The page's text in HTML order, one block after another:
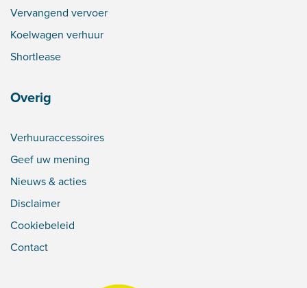
Vervangend vervoer
Koelwagen verhuur
Shortlease
Overig
Verhuuraccessoires
Geef uw mening
Nieuws & acties
Disclaimer
Cookiebeleid
Contact